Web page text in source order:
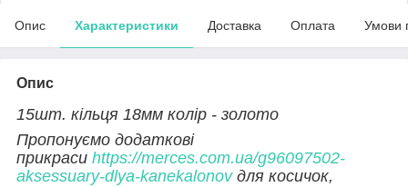
Опис Характеристики Доставка Оплата Умови
Опис
15шт. кільця 18мм колір - золото
Пропонуємо додаткові
прикраси https://merces.com.ua/g96097502-
aksessuary-dlya-kanekalonovдля косичок,